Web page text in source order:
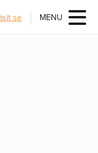
se MENU